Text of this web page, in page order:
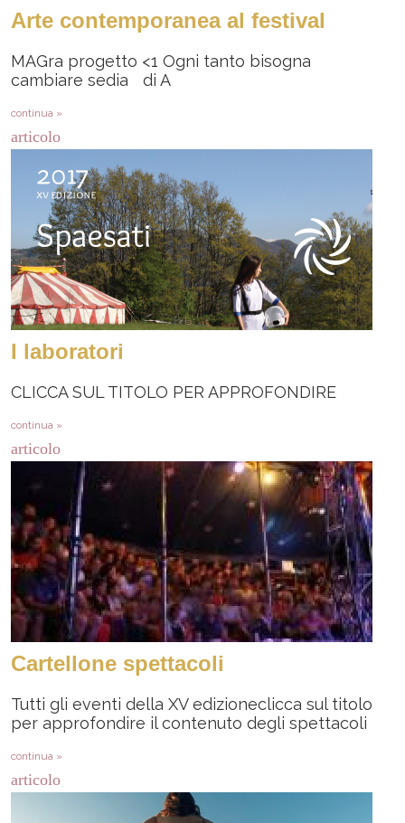
Arte contemporanea al festival
MAGra progetto <1 Ogni tanto bisogna
cambiare sedia di A
continua »
articolo
I laboratori
CLICCA SUL TITOLO PER APPROFONDIRE
continua »
articolo
Cartellone spettacoli
Tutti gli eventi della XV edizioneclicca sul titolo
per approfondire il contenuto degli spettacoli
continua »
articolo